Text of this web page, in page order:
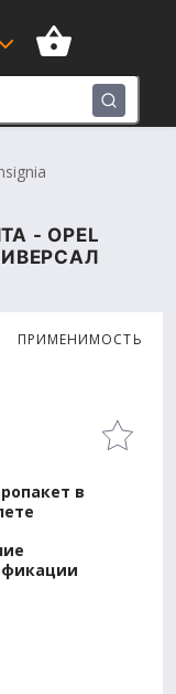
- OPEL
ПРИМЕНИМОСТЬ
8 человек
в